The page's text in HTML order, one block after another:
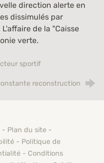
direction alerte en
dissimulés par
de la "Caisse
verte.
sportif
reconstruction
- Plan du site -
- Politique de
- Conditions